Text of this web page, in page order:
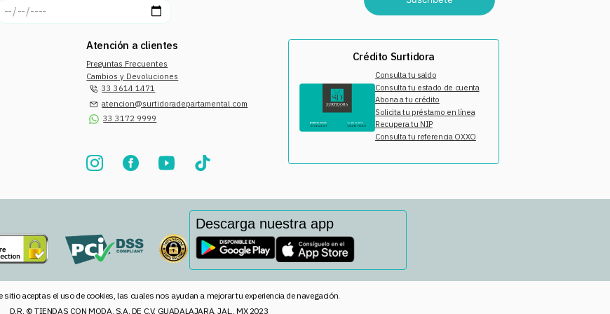
Atención a clientes
Preguntas Frecuentes
Cambios y Devoluciones
33 3614 1471
atencion@surtidoradepartamental.com
33 3172 9999
Crédito Surtidora
Consulta tu saldo
Consulta tu estado de cuenta
Abona a tu crédito
Solicita tu préstamo en línea
Recupera tu NIP
Consulta tu referencia OXXO
Descarga nuestra app
sitio aceptas el uso de cookies, las cuales nos ayudan a mejorar tu experiencia de navegación.
D.R. © TIENDAS CON MODA, S.A. DE C.V. GUADALAJARA, JAL., MX 2023